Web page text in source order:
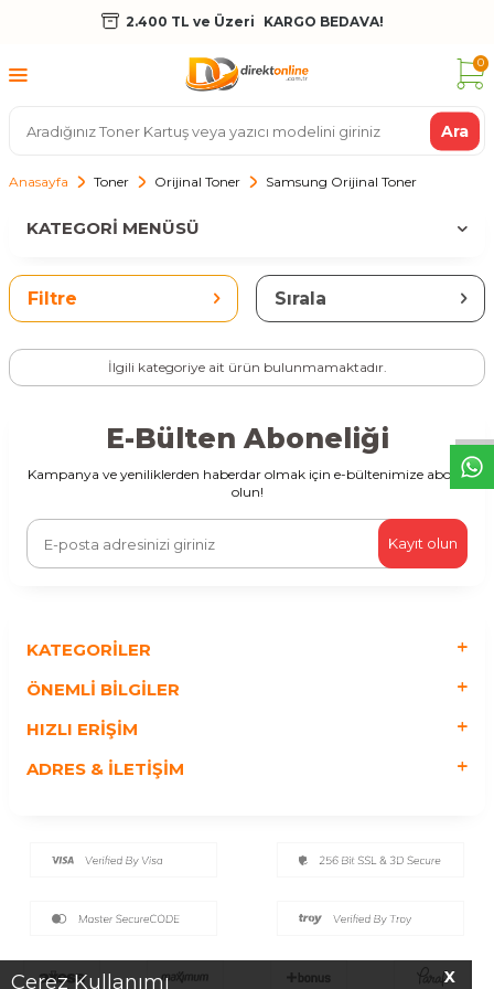
X
Çerez Kullanımı
W
h
t
s
a
p
p
D
e
s
t
e
H
a
t
t
2.400 TL ve Üzeri KARGO BEDAVA!
Ara
0
Anasayfa Toner Orijinal Toner Samsung Orijinal Toner
KATEGORI MENÜSÜ
Filtre Sırala
İlgili kategoriye ait ürün bulunmamaktadır.
E-Bülten Aboneliği
Kampanya ve yeniliklerden haberdar olmak için e-bültenimize abone
olun!
Kayıt olun
KATEGORILER
ÖNEMLI BILGILER
HIZLI ERIŞIM
ADRES & İLETIŞIM